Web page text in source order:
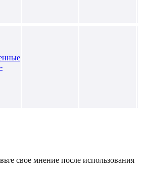
свое мнение после использования